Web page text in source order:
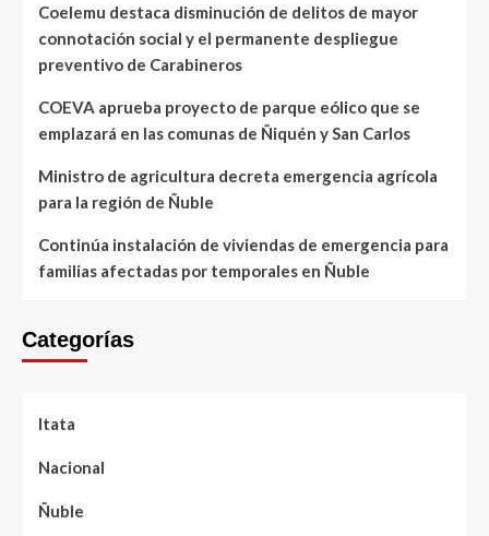
Coelemu destaca disminución de delitos de mayor
connotación social y el permanente despliegue
preventivo de Carabineros
COEVA aprueba proyecto de parque eólico que se
emplazará en las comunas de Ñiquén y San Carlos
Ministro de agricultura decreta emergencia agrícola
para la región de Ñuble
Continúa instalación de viviendas de emergencia para
familias afectadas por temporales en Ñuble
Categorías
Itata
Nacional
Ñuble